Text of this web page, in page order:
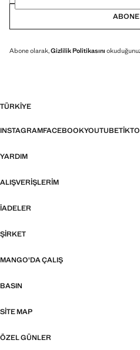
Abone olarak,Gizlilik Politikasını
TÜRKIYE
INSTAGRAMFACEBOOKYOUTUBE
YARDIM
ALIŞVERIŞLERIM
İADELER
ŞIRKET
MANGO'DA ÇALIŞ
BASIN
SITE MAP
ÖZEL GÜNLER